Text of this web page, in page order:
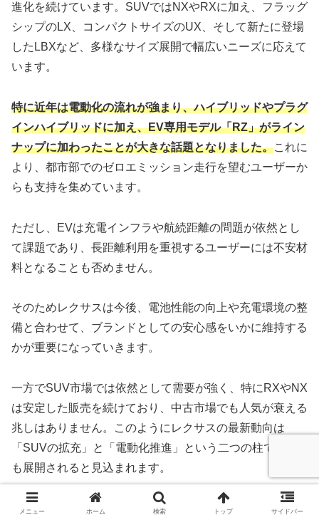
進化を続けています。SUVではNXやRXに加え、フラッグ
シップのLX、コンパクトサイズのUX、そして新たに登場
したLBXなど、多様なサイズ展開で幅広いニーズに応えて
います。
特に近年は電動化の流れが強まり、ハイブリッドやプラグ
インハイブリッドに加え、EV専用モデル「RZ」がライン
ナップに加わったことが大きな話題となりました。これに
より、都市部でのゼロエミッション走行を望むユーザーか
らも支持を集めています。
ただし、EVは充電インフラや航続距離の問題が依然とし
て課題であり、長距離利用を重視するユーザーには不安材
料となることも否めません。
そのためレクサスは今後、電池性能の向上や充電環境の整
備と合わせて、ブランドとしての安心感をいかに維持する
かが重要になっていきます。
一方でSUV市場では依然として需要が強く、特にRXやNX
は安定した販売を続けており、中古市場でも人気が衰える
兆しはありません。このようにレクサスの最新動向は
「SUVの拡充」と「電動化推進」という二つの柱で今後
も展開されると見込まれます。
まとめ：レクサスのブログについて
メニュー ホーム 検索 トップ サイドバー